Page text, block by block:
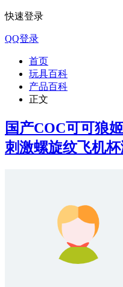
快速登录
QQ登录
首页
玩具百科
产品百科
正文
国产COC可可狼
刺激螺旋纹飞机